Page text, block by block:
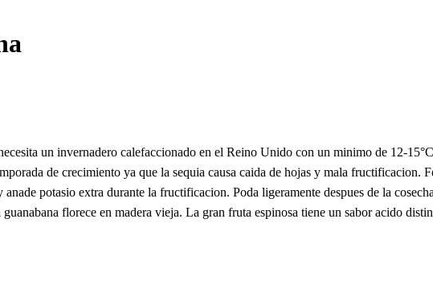
un invernadero calefaccionado en el Reino Unido con un minimo de 12-
de crecimiento ya que la sequia causa caida de hojas y mala fructificacion.
potasio extra durante la fructificacion. Poda ligeramente despues de la
florece en madera vieja. La gran fruta espinosa tiene un sabor acido